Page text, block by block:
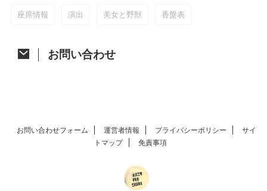
座席情報 演出 美女と野獣 香盤表
お問い合わせ
お問い合わせフォーム 運営者情報 プライバシーポリシー
サイ
トマップ
免責事項